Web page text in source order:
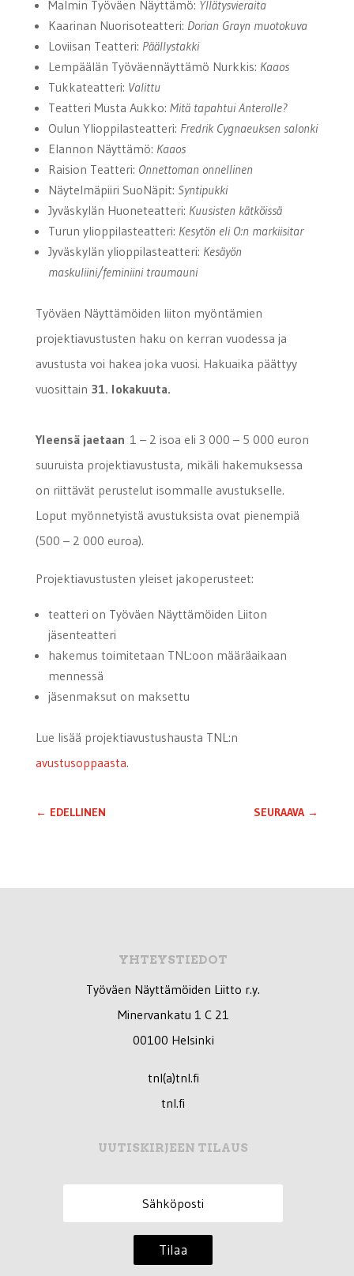
Malmin Työväen Näyttämö: Yllätysvieraita
Kaarinan Nuorisoteatteri: Dorian Grayn muotokuva
Loviisan Teatteri: Päällystakki
Lempäälän Työväennäyttämö Nurkkis: Kaaos
Tukkateatteri: Valittu
Teatteri Musta Aukko: Mitä tapahtui Anterolle?
Oulun Ylioppilasteatteri: Fredrik Cygnaeuksen salonki
Elannon Näyttämö: Kaaos
Raision Teatteri: Onnettoman onnellinen
Näytelmäpiiri SuoNäpit: Syntipukki
Jyväskylän Huoneteatteri: Kuusisten kätköissä
Turun ylioppilasteatteri: Kesytön eli O:n markiisitar
Jyväskylän ylioppilasteatteri: Kesäyön
maskuliini/feminiini traumauni
Työväen Näyttämöiden liiton myöntämien
projektiavustusten haku on kerran vuodessa ja
avustusta voi hakea joka vuosi. Hakuaika päättyy
vuosittain 31. lokakuuta.
Yleensä jaetaan 1 – 2 isoa eli 3 000 – 5 000 euron
suuruista projektiavustusta, mikäli hakemuksessa
on riittävät perustelut isommalle avustukselle.
Loput myönnetyistä avustuksista ovat pienempiä
(500 – 2 000 euroa).
Projektiavustusten yleiset jakoperusteet:
teatteri on Työväen Näyttämöiden Liiton
jäsenteatteri
hakemus toimitetaan TNL:oon määräaikaan
mennessä
jäsenmaksut on maksettu
Lue lisää projektiavustushausta TNL:n
avustusoppaasta.
← EDELLINEN SEURAAVA →
YHTEYSTIEDOT
Työväen Näyttämöiden Liitto r.y.
Minervankatu 1 C 21
00100 Helsinki
tnl(a)tnl.fi
tnl.fi
UUTISKIRJEEN TILAUS
Tilaa